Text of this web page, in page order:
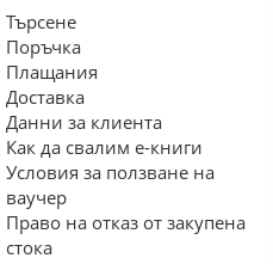
Търсене
Поръчка
Плащания
Доставка
Данни за клиента
Как да свалим е-книги
Условия за ползване на
ваучер
Право на отказ от закупена
стока